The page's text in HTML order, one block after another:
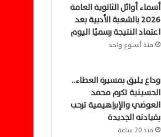
أسماء أوائل الثانوية العامة
2026 بالشعبة الأدبية بعد
اعتماد النتيجة رسميًا اليوم
منذ أسبوع واحد
وداع يليق بمسيرة العطاء..
الحسينية تكرم محمد
العوضي والإبراهيمية ترحب
بقيادته الجديدة
منذ 20 ساعة